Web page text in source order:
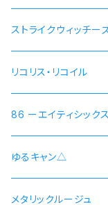
ストライクウィッチ
リコリス・リコイル
錦木千束 DA 1st モ
井ノ上たきな DA
86 ーエイティシック
シン 連邦国ver モデル
シン 共和国ver モデル
ゆるキャン△
野クルver
メタリックルージュ